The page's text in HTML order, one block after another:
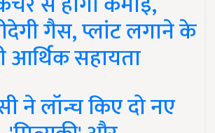
गैस, प्लांट लगाने के
आर्थिक सहायता
ने लॉन्च किए दो नए